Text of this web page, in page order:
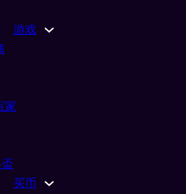
游戏
家
买币